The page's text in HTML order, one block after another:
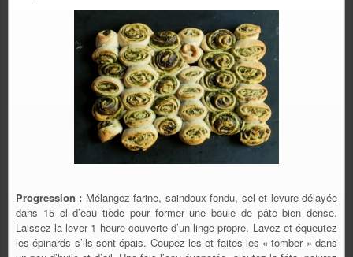
Progression : Mélangez farine, saindoux fondu, sel et levure délayée
dans 15 cl d’eau tiède pour former une boule de pâte bien dense.
Laissez-la lever 1 heure couverte d’un linge propre. Lavez et équeutez
les épinards s’ils sont épais. Coupez-les et faites-les « tomber » dans